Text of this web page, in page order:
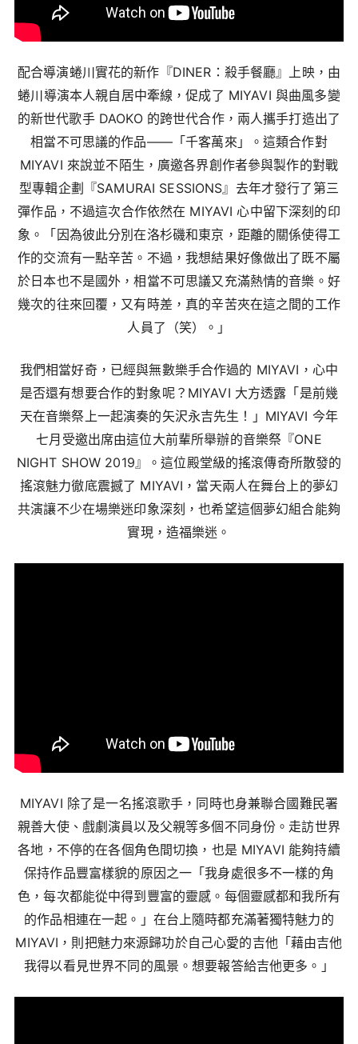
配合導演蜷川實花的新作『DINER：殺手餐廳』上映，由
蜷川導演本人親自居中牽線，促成了 MIYAVI 與曲風多變
的新世代歌手 DAOKO 的跨世代合作，兩人攜手打造出了
相當不可思議的作品――「千客萬來」。這類合作對
MIYAVI 來說並不陌生，廣邀各界創作者參與製作的對戰
型專輯企劃『SAMURAI SESSIONS』去年才發行了第三
彈作品，不過這次合作依然在 MIYAVI 心中留下深刻的印
象。
「因為彼此分別在洛杉磯和東京，距離的關係使得工
作的交流有一點辛苦。不過，我想結果好像做出了既不屬
於日本也不是國外，相當不可思議又充滿熱情的音樂。好
幾次的往來回覆，又有時差，真的辛苦夾在這之間的工作
人員了（笑）。」
我們相當好奇，已經與無數樂手合作過的 MIYAVI，心中
是否還有想要合作的對象呢？ MIYAVI 大方透露「是前幾
天在音樂祭上一起演奏的矢沢永吉先生！」MIYAVI 今年
七月受邀出席由這位大前輩所舉辦的音樂祭『ONE
NIGHT SHOW 2019』。這位殿堂級的搖滾傳奇所散發的
搖滾魅力徹底震撼了 MIYAVI，當天兩人在舞台上的夢幻
共演讓不少在場樂迷印象深刻，也希望這個夢幻組合能夠
實現，造福樂迷。
MIYAVI 除了是一名搖滾歌手，同時也身兼聯合國難民署
親善大使、戲劇演員以及父親等多個不同身份。走訪世界
各地，不停的在各個角色間切換，也是 MIYAVI 能夠持續
保持作品豐富樣貌的原因之一「我身處很多不一樣的角
色，每次都能從中得到豐富的靈感。每個靈感都和我所有
的作品相連在一起。」在台上隨時都充滿著獨特魅力的
MIYAVI，則把魅力來源歸功於自己心愛的吉他「藉由吉他
我得以看見世界不同的風景。想要報答給吉他更多。」